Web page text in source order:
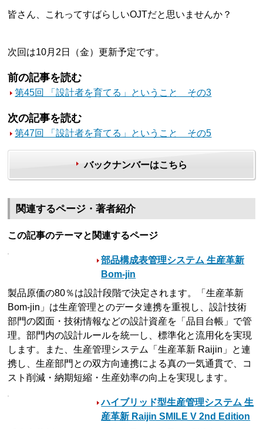
皆さん、これってすばらしいOJTだと思いませんか？
次回は10月2日（金）更新予定です。
前の記事を読む
第45回 「設計者を育てる」ということ その3
次の記事を読む
第47回 「設計者を育てる」ということ その5
バックナンバーはこちら
関連するページ・著者紹介
この記事のテーマと関連するページ
部品構成表管理システム 生産革新
Bom-jin
製品原価の80％は設計段階で決定されます。「生産革新
Bom-jin」は生産管理とのデータ連携を重視し、設計技術
部門の図面・技術情報などの設計資産を「品目台帳」で管
理。部門内の設計ルールを統一し、標準化と流用化を実現
します。また、生産管理システム「生産革新 Raijin」と連
携し、生産部門との双方向連携による真の一気通貫で、コ
スト削減・納期短縮・生産効率の向上を実現します。
ハイブリッド型生産管理システム 生
産革新 Raijin SMILE V 2nd Edition